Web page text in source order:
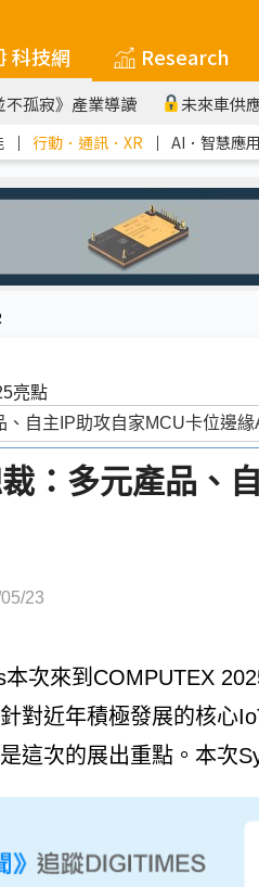
科技網 Research
不孤寂》產業導讀 未來車供
｜ 行動．通訊．XR ｜ AI．智慧應
亮點
：多元產品、
23
次來到COMPUTEX
對近年積極發展的核心
這次的展出重點。本次